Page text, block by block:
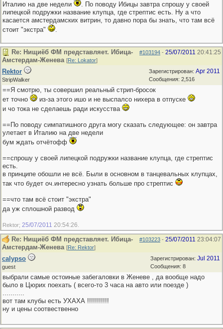
Италию на две недели
. По поводу Ибицы завтра спрошу у своей
липецкой подружки название клупца, где стрептис есть. Ну а что
касается амстердамских витрин, то давно пора бы знать, что там всё
стоит "экстра"
.
#103194 - 25/07/2011 20:41:25
Re: Нищиёб ФМ представляет. Ибица-
Амстердам-Женева [Re: Lokator]
Зарегистрирован: Apr 2011
Сообщения: 2,516
Rektor
StripWalker
==Я смотрю, ты совершил реальный стрип-бросок
ет точно
из-за этого ишо и не выспалсо нихера в отпуске
и чо тока не сделаешь ради искусства
==По поводу симпатишного друга могу сказать следующее: он завтра
улетает в Италию на две недели
бум ждать отчётофф
==спрошу у своей липецкой подружки название клупца, где стрептис
есть.
в принципе обошли не всё. Были в основном в танцевальных клупцах,
так что будет оч.интересно узнать больше про стрептис
==что там всё стоит "экстра"
да уж сплошной развод
Rektor; 25/07/2011 20:54:26
#103223 - 25/07/2011 23:04:07
Re: Нищиёб ФМ представляет. Ибица-
Амстердам-Женева [Re: Rektor]
Зарегистрирован: Jul 2011
Сообщения: 8
calypso
guest
выбрали самые остоиные забегаловки в Женеве , да вообще надо
было в Цюрих поехать ( всего-то 3 часа на авто или поезде )
...........
вот там клубы есть УХАХА !!!!!!!!!!!
ну и цены соотвественно